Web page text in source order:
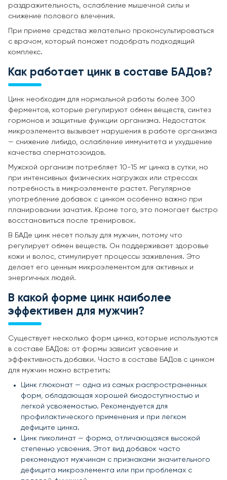
раздражительность, ослабление мышечной силы и
снижение полового влечения.
При приеме средства желательно проконсультироваться
с врачом, который поможет подобрать подходящий
комплекс.
Как работает цинк в составе БАДов?
Цинк необходим для нормальной работы более 300
ферментов, которые регулируют обмен веществ, синтез
гормонов и защитные функции организма. Недостаток
микроэлемента вызывает нарушения в работе организма
— снижение либидо, ослабление иммунитета и ухудшение
качества сперматозоидов.
Мужской организм потребляет 10-15 мг цинка в сутки, но
при интенсивных физических нагрузках или стрессах
потребность в микроэлементе растет. Регулярное
употребление добавок с цинком особенно важно при
планировании зачатия. Кроме того, это помогает быстро
восстановиться после тренировок.
В БАДе цинк несет пользу для мужчин, потому что
регулирует обмен веществ. Он поддерживает здоровье
кожи и волос, стимулирует процессы заживления. Это
делает его ценным микроэлементом для активных и
энергичных людей.
В какой форме цинк наиболее
эффективен для мужчин?
Существует несколько форм цинка, которые используются
в составе БАДов: от формы зависит усвоение и
эффективность добавки. Часто в составе БАДов с цинком
для мужчин можно встретить:
Цинк глюконат — одна из самых распространенных
форм, обладающая хорошей биодоступностью и
легкой усвояемостью. Рекомендуется для
профилактического применения и при легком
дефиците цинка.
Цинк пиколинат — форма, отличающаяся высокой
степенью усвоения. Этот вид добавок часто
рекомендуют мужчинам с признаками значительного
дефицита микроэлемента или при проблемах с